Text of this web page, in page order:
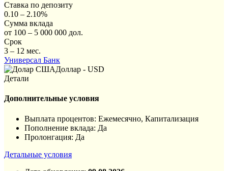
Ставка по депозиту
0.10 – 2.10%
Сумма вклада
от 100 – 5 000 000 дол.
Срок
3 – 12 мес.
Универсал Банк
Доллар - USD
Детали
Дополнительные условия
Выплата процентов: Ежемесячно, Капитализация
Пополнение вклада: Да
Пролонгация: Да
Детальные условия